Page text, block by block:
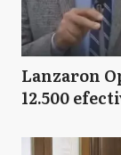
Lanzaron
12.500